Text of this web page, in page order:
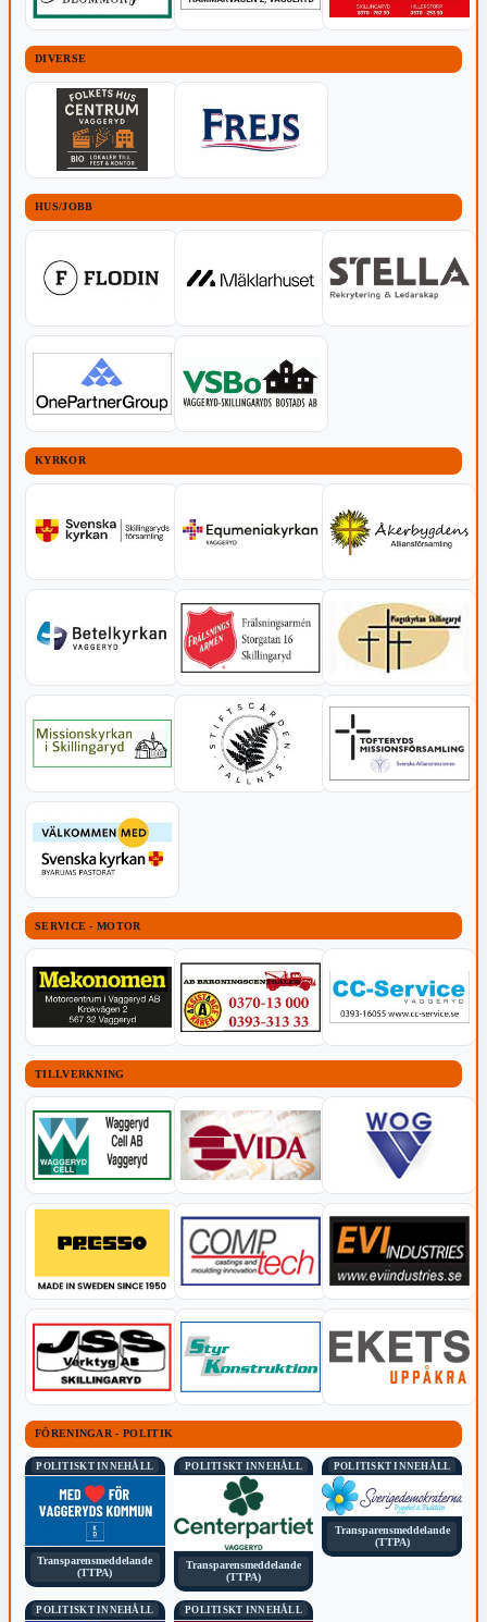
DIVERSE
HUS/JOBB
KYRKOR
SERVICE - MOTOR
TILLVERKNING
FÖRENINGAR - POLITIK
POLITISKT INNEHÅLL
Transparensmeddelande
(TTPA)
POLITISKT INNEHÅLL
Transparensmeddelande
(TTPA)
POLITISKT INNEHÅLL
Transparensmeddelande
(TTPA)
POLITISKT INNEHÅLL POLITISKT INNEHÅLL